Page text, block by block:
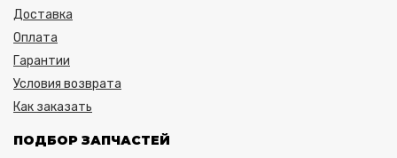
Доставка
Оплата
Гарантии
Условия возврата
Как заказать
ПОДБОР ЗАПЧАСТЕЙ